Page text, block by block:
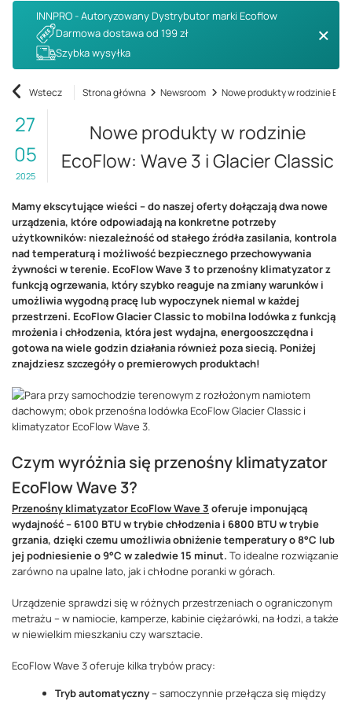
INNPRO - Autoryzowany Dystrybutor marki Ecoflow
Darmowa dostawa od 199 zł
Szybka wysyłka
Wstecz Strona główna Newsroom Nowe produkty w rodzinie
27
05
2025
Nowe produkty w rodzinie
EcoFlow: Wave 3 i Glacier Classic
Mamy ekscytujące wieści – do naszej oferty dołączają dwa nowe
urządzenia, które odpowiadają na konkretne potrzeby
użytkowników: niezależność od stałego źródła zasilania, kontrola
nad temperaturą i możliwość bezpiecznego przechowywania
żywności w terenie. EcoFlow Wave 3 to przenośny klimatyzator z
funkcją ogrzewania, który szybko reaguje na zmiany warunków i
umożliwia wygodną pracę lub wypoczynek niemal w każdej
przestrzeni. EcoFlow Glacier Classic to mobilna lodówka z funkcją
mrożenia i chłodzenia, która jest wydajna, energooszczędna i
gotowa na wiele godzin działania również poza siecią. Poniżej
znajdziesz szczegóły o premierowych produktach!
Czym wyróżnia się przenośny klimatyzator
EcoFlow Wave 3?
Przenośny klimatyzator EcoFlow Wave 3 oferuje imponującą
wydajność – 6100 BTU w trybie chłodzenia i 6800 BTU w trybie
grzania, dzięki czemu umożliwia obniżenie temperatury o 8°C lub
jej podniesienie o 9°C w zaledwie 15 minut. To idealne rozwiązanie
zarówno na upalne lato, jak i chłodne poranki w górach.
Urządzenie sprawdzi się w różnych przestrzeniach o ograniczonym
metrażu – w namiocie, kamperze, kabinie ciężarówki, na łodzi, a także
w niewielkim mieszkaniu czy warsztacie.
EcoFlow Wave 3 oferuje kilka trybów pracy:
Tryb automatyczny – samoczynnie przełącza się między